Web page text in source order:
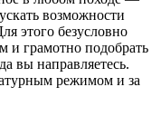
возможности
этого безусловно
и грамотно подобрать
вы направляетесь.
режимом и за